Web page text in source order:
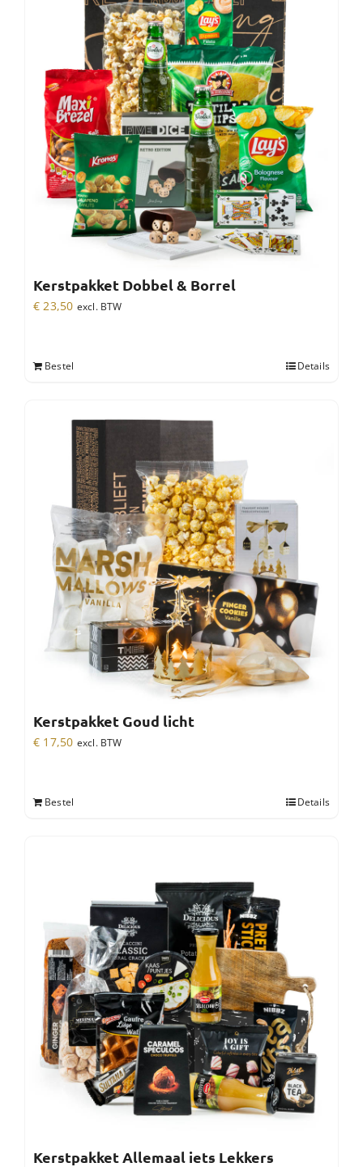
Kerstpakket Dobbel & Borrel
€ 23,50 excl. BTW
Bestel Details
Kerstpakket Goud licht
€ 17,50 excl. BTW
Bestel Details
Kerstpakket Allemaal iets Lekkers